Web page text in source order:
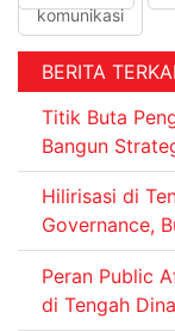
komunikasi
BERITA
Titik Buta
Bangun
Hilirisasi di
Governance,
Peran Public
di Tengah